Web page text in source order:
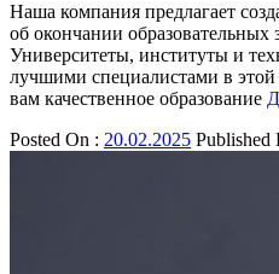
Наша компания предлагает
об окончании
Университеты, институты и
лучшими специалистами в этой
вам качественное образование
Posted On : 20.02.2025 Published